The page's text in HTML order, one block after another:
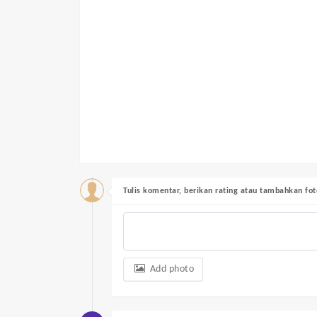
Tulis komentar, berikan rating atau tambahkan
Add photo